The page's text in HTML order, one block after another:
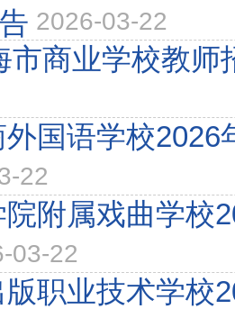
2026-03-22
市商业学校教师
外国语学校
22
院附属戏曲学校
03-22
版职业技术学校